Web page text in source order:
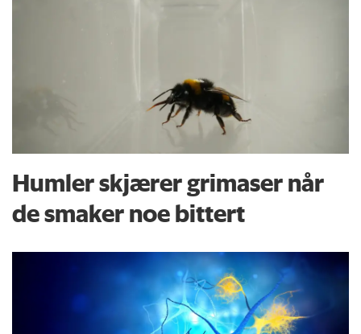
Humler skjærer grimaser når
de smaker noe bittert